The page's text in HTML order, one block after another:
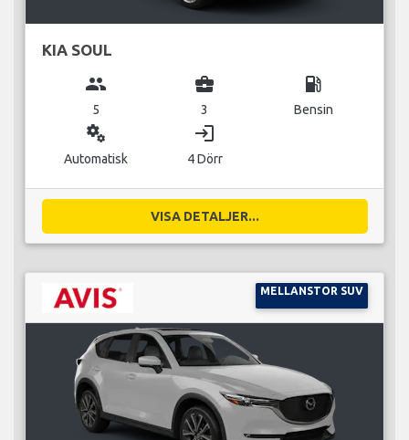
KIA SOUL
group
5
business_center
3
local_gas_station
Bensin
miscellaneous_services
Automatisk
login
4 Dörr
VISA DETALJER...
MELLANSTOR SUV